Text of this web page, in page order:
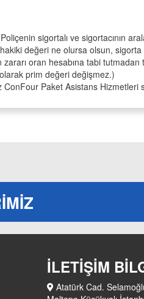
sigortalı ve sigortacının
hakiki değeri ne olursa olsun,
oran hesabına tabi
prim değeri değişmez.)
Paket Asistans Hizmetleri
İLETİŞİM
Atatürk Cad.